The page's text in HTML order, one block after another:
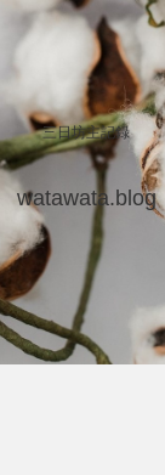
三日坊主記録
watawata.blog